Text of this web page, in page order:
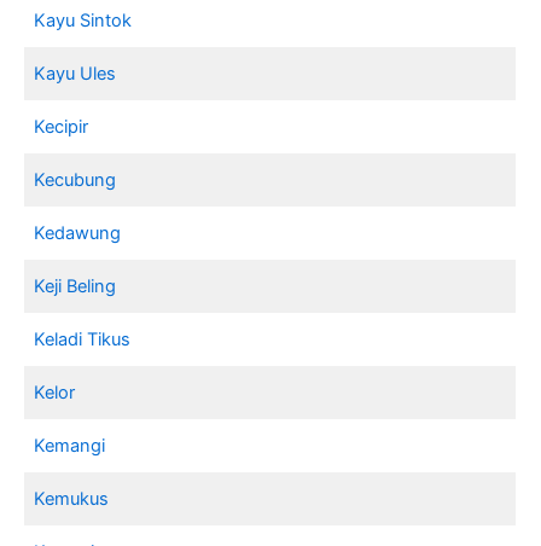
Kayu Sintok
Kayu Ules
Kecipir
Kecubung
Kedawung
Keji Beling
Keladi Tikus
Kelor
Kemangi
Kemukus